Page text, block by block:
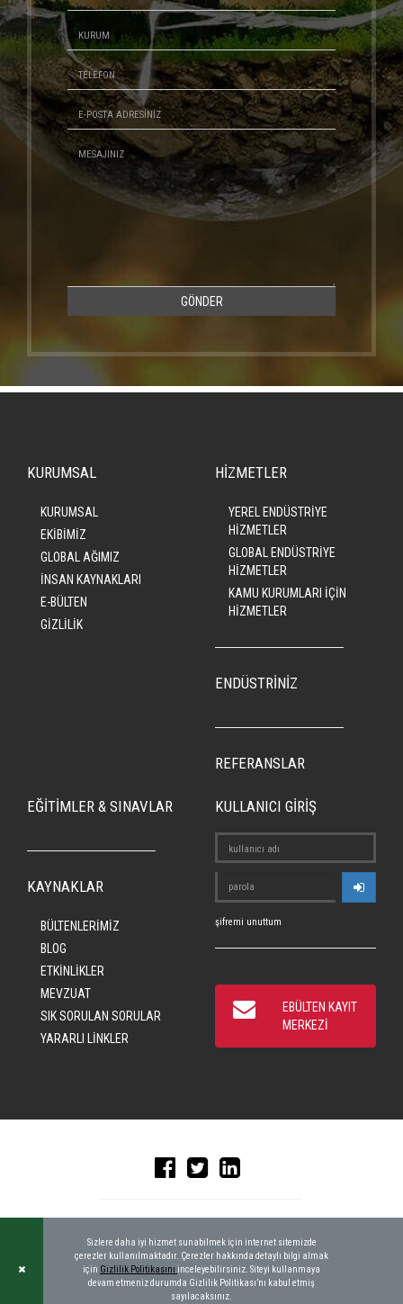
GÖNDER
KURUMSAL
KURUMSAL
EKİBİMİZ
GLOBAL AĞIMIZ
İNSAN KAYNAKLARI
E-BÜLTEN
GİZLİLİK
HİZMETLER
YEREL ENDÜSTRİYE
HİZMETLER
GLOBAL ENDÜSTRİYE
HİZMETLER
KAMU KURUMLARI İÇİN
HİZMETLER
ENDÜSTRİNİZ
REFERANSLAR
EĞİTİMLER & SINAVLAR
KAYNAKLAR
BÜLTENLERİMİZ
BLOG
ETKİNLİKLER
MEVZUAT
SIK SORULAN SORULAR
YARARLI LİNKLER
KULLANICI GİRİŞ
şifremi unuttum
EBÜLTEN KAYIT
MERKEZİ
Sizlere daha iyi hizmet sunabilmek için internet sitemizde
çerezler kullanılmaktadır. Çerezler hakkında detaylı bilgi almak
için Gizlilik Politikasını inceleyebilirsiniz. Siteyi kullanmaya
devam etmeniz durumda Gizlilik Politikası’nı kabul etmiş
sayılacaksınız.